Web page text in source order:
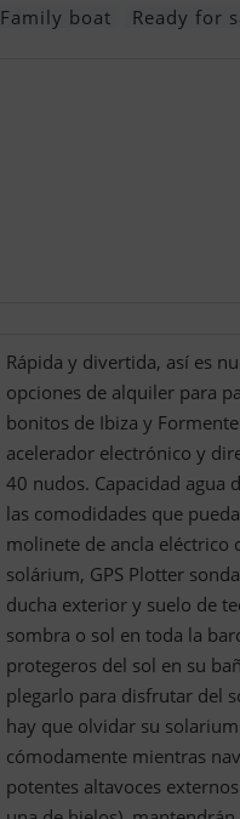
Family boat Ready for
Rápida y divertida, así es
opciones de alquiler para
bonitos de Ibiza y
acelerador electrónico y
40 nudos. Capacidad agua
las comodidades que
molinete de ancla eléctrico
solárium, GPS Plotter
ducha exterior y suelo de
sombra o sol en toda la
protegeros del sol en su
plegarlo para disfrutar del
hay que olvidar su
cómodamente mientras
potentes altavoces